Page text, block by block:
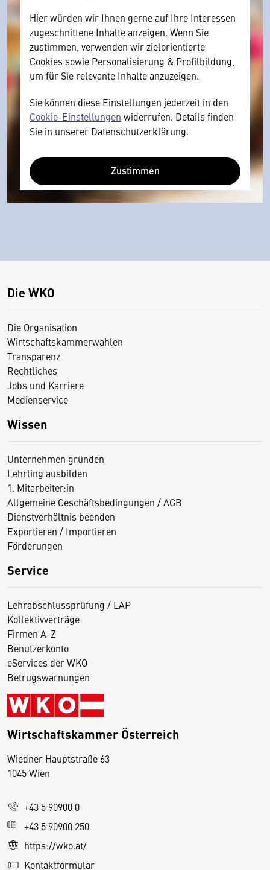
Hier würden wir Ihnen gerne auf Ihre Interessen
zugeschnittene Inhalte anzeigen. Wenn Sie
zustimmen, verwenden wir zielorientierte
Cookies sowie Personalisierung & Profilbildung,
um für Sie relevante Inhalte anzuzeigen.
Sie können diese Einstellungen jederzeit in den
Cookie-Einstellungen widerrufen. Details finden
Sie in unserer Datenschutzerklärung.
Zustimmen
Die WKO
Die Organisation
Wirtschaftskammerwahlen
Transparenz
Rechtliches
Jobs und Karriere
Medienservice
Wissen
Unternehmen gründen
Lehrling ausbilden
1. Mitarbeiter:in
Allgemeine Geschäftsbedingungen / AGB
Dienstverhältnis beenden
Exportieren / Importieren
Förderungen
Service
Lehrabschlussprüfung / LAP
Kollektivverträge
Firmen A-Z
Benutzerkonto
eServices der WKO
Betrugswarnungen
Wirtschaftskammer Österreich
Wiedner Hauptstraße 63
1045 Wien
+43 5 90900 0
+43 5 90900 250
https://wko.at/
Kontaktformular
D
s
e
S
e